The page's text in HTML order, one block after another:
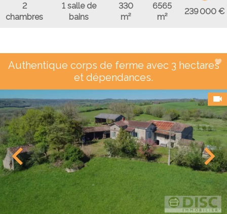
2
chambres
1 salle de
bains
330
m²
6565
m²
239 000 €
Authentique corps de ferme avec 3 hectares
et dépendances.